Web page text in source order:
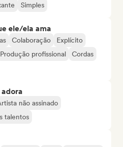
Simples
ele/ela ama
Colaboração
Explícito
Produção profissional
Cordas
não assinado
talentos